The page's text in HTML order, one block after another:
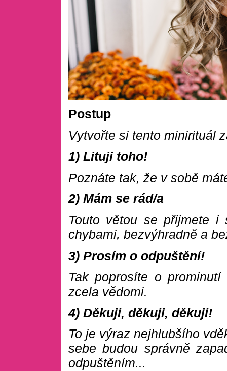
Postup
Vytvořte si tento minirituál
1) Lituji toho!
Poznáte tak, že v sobě
2) Mám se rád/a
Touto větou se přijmete i
chybami, bezvýhradně a
3) Prosím o odpuštění!
Tak poprosíte o
zcela vědomi.
4) Děkuji, děkuji, děkuji!
To je výraz nejhlubšího
sebe budou správně
odpuštěním...